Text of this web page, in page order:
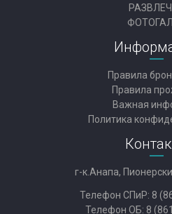
Правила
Правила
Важная
Политика
г-к.Анапа,
Телефон СПиР: 8
Телефон ОБ: 8